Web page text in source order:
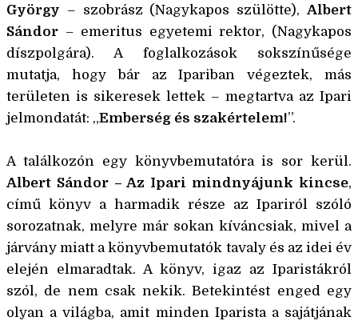
György – szobrász (Nagykapos szülötte), Albert
Sándor – emeritus egyetemi rektor, (Nagykapos
díszpolgára). A foglalkozások sokszínűsége
mutatja, hogy bár az Ipariban végeztek, más
területen is sikeresek lettek – megtartva az Ipari
jelmondatát: „Emberség és szakértelem!”.
A találkozón egy könyvbemutatóra is sor kerül.
Albert Sándor – Az Ipari mindnyájunk kincse,
című könyv a harmadik része az Ipariról szóló
sorozatnak, melyre már sokan kíváncsiak, mivel a
járvány miatt a könyvbemutatók tavaly és az idei év
elején elmaradtak. A könyv, igaz az Iparistákról
szól, de nem csak nekik. Betekintést enged egy
olyan a világba, amit minden Iparista a sajátjának